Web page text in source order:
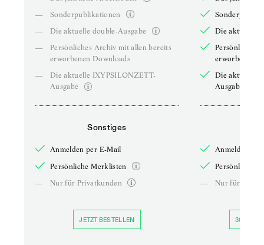
—
Sonderpublikationen
—
Die aktuelle double-Ausgabe
—
Persönliches Archiv mit allen bereits
erworbenen Downloads
—
Die aktuelle IXYPSILONZETT-
Ausgabe
Sonstiges
Anmelden per E-Mail
Persönliche Merklisten
—
Nur für Privatkunden
JETZT BESTELLEN
Die aktuelle
Persönliches
erworbenen
Die aktuelle
Ausgabe
Anmelden
Persönliche
—
Nur für
30 TAGE